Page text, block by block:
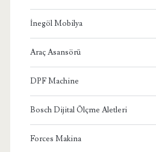
İnegöl Mobilya
Araç Asansörü
DPF Machine
Bosch Dijital Ölçme Aletleri
Forces Makina